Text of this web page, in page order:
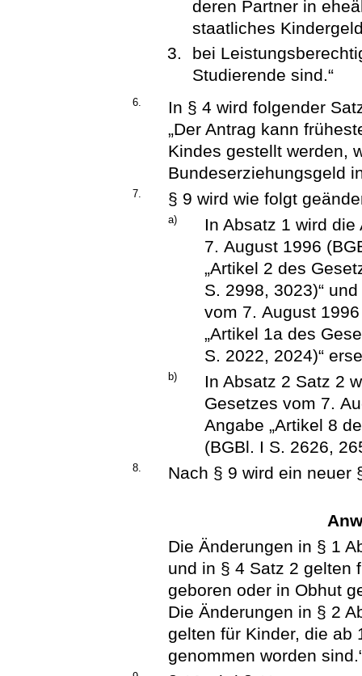
deren Partner in
staatliches
bei
Studierende sind.“
6.
In § 4 wird folgender
„Der Antrag kann
Kindes gestellt werden,
Bundeserziehungsgeld
7. § 9 wird wie folgt
a)
In Absatz 1 wird
7. August 1996
„Artikel 2 des
S. 2998, 3023)“
vom 7. August
„Artikel 1a des
S. 2022, 2024)“
b)
In Absatz 2 Satz 2
Gesetzes vom 7.
Angabe „Artikel 8
(BGBl. I S. 2626,
8. Nach § 9 wird ein neuer
Die Änderungen in § 1
und in § 4 Satz 2 gelten
geboren oder in Obhut
Die Änderungen in § 2
gelten für Kinder, die ab
genommen worden